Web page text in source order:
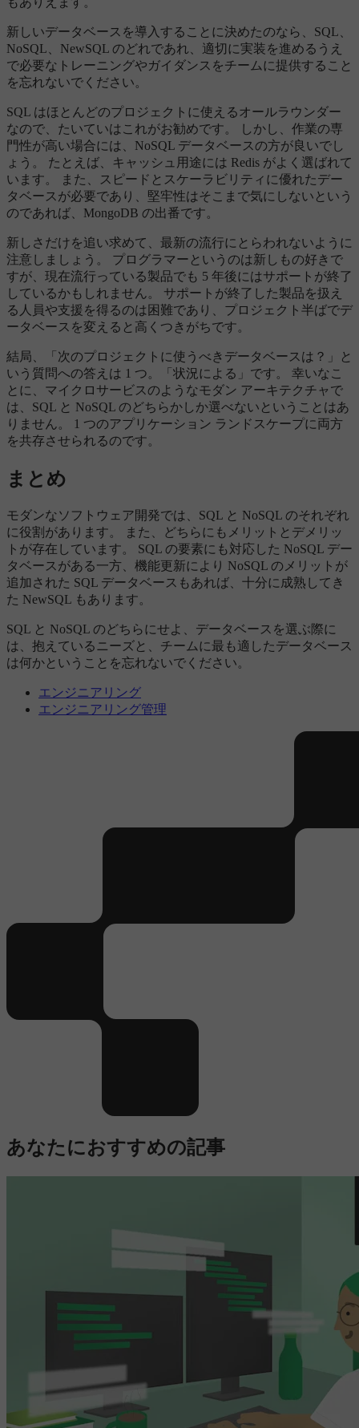
新しいデータベースを導入することに決めたのなら、SQL、
NoSQL、NewSQL のどれであれ、適切に実装を進めるうえ
で必要なトレーニングやガイダンスをチームに提供すること
を忘れないでください。
SQL はほとんどのプロジェクトに使えるオールラウンダー
なので、たいていはこれがお勧めです。 しかし、作業の専
門性が高い場合には、NoSQL データベースの方が良いでし
ょう。 たとえば、キャッシュ用途には Redis がよく選ばれて
います。 また、スピードとスケーラビリティに優れたデー
タベースが必要であり、堅牢性はそこまで気にしないという
のであれば、MongoDB の出番です。
新しさだけを追い求めて、最新の流行にとらわれないように
注意しましょう。 プログラマーというのは新しもの好きで
すが、現在流行っている製品でも 5 年後にはサポートが終了
しているかもしれません。 サポートが終了した製品を扱え
る人員や支援を得るのは困難であり、プロジェクト半ばでデ
ータベースを変えると高くつきがちです。
結局、「次のプロジェクトに使うべきデータベースは？」と
いう質問への答えは 1 つ。「状況による」です。 幸いなこ
とに、マイクロサービスのようなモダン アーキテクチャで
は、SQL と NoSQL のどちらかしか選べないということはあ
りません。 1 つのアプリケーション ランドスケープに両方
を共存させられるのです。
まとめ
モダンなソフトウェア開発では、SQL と NoSQL のそれぞれ
に役割があります。 また、どちらにもメリットとデメリッ
トが存在しています。 SQL の要素にも対応した NoSQL デー
タベースがある一方、機能更新により NoSQL のメリットが
追加された SQL データベースもあれば、十分に成熟してき
た NewSQL もあります。
SQL と NoSQL のどちらにせよ、データベースを選ぶ際に
は、抱えているニーズと、チームに最も適したデータベース
は何かということを忘れないでください。
エンジニアリング
エンジニアリング管理
あなたにおすすめの記事